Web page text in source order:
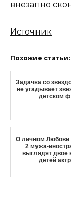
внезапно
Источник
Похожие статьи:
Задачка со
не угадывает
детском
О личном Любови
2 мужа-
выглядят двое
детей